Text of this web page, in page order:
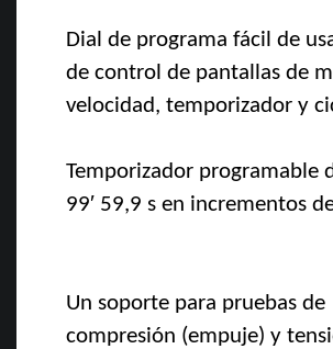
Dial de programa fácil de
de control de pantallas de
velocidad, temporizador y
Temporizador programable
99′ 59,9 s en incrementos
Un soporte para pruebas de
compresión (empuje) y